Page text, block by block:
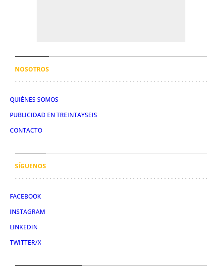
NOSOTROS
QUIÉNES SOMOS
PUBLICIDAD EN TREINTAYSEIS
CONTACTO
SÍGUENOS
FACEBOOK
INSTAGRAM
LINKEDIN
TWITTER/X